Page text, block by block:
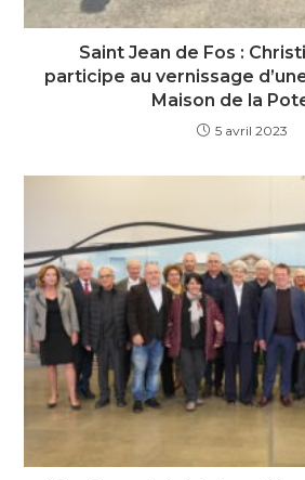
Saint Jean de Fos :
participe au vernissage
Maison de la
5 avril 2023